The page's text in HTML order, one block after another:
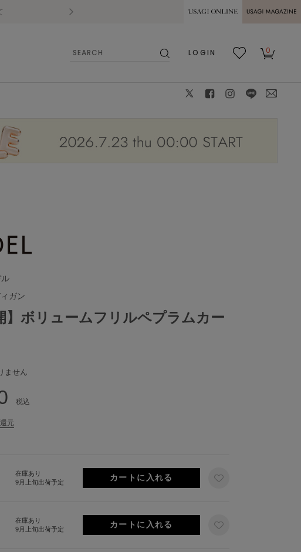
熊本県熊本地方を震源とする地震の影響に
MAGAZINE
LOGIN
0
ガン
】ボリュームフリルペプラムカー
ません
税込
元
在庫あり
9月上旬出荷予定
在庫あり
9月上旬出荷予定